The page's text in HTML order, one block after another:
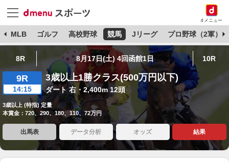
dメニュー
MLB ゴルフ 高校野球 競馬 Jリーグ プロ野球（2軍）
8R 8月17日(土) 4回函館1日 10R
9R
14:15
3歳以上1勝クラス(500万円以下)
ダート 右・2,400m 12頭
3歳以上 (特指) 定量
本賞金：720、290、180、110、72万円
出馬表 データ分析 オッズ 結果